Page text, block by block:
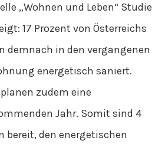
„Wohnen und Leben“ Studie
17 Prozent von Österreichs
demnach in den vergangenen
energetisch saniert.
zudem eine
Jahr. Somit sind 4
bereit, den energetischen